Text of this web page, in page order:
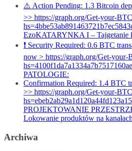
⚠️ Action Pending: 1.3 Bitcoin
>> https://graph.org/Get-your-
EzoKATARYNKA I – Tajgetanie
❗ Security Required: 0.6 BTC
now > https://graph.org/Get-your-
PATOLOGIE:
Confirmation Required: 1.4 BTC
>> https://graph.org/Get-your-
PROJEKTOWANIE
Lokowanie produktów na
Archiwa